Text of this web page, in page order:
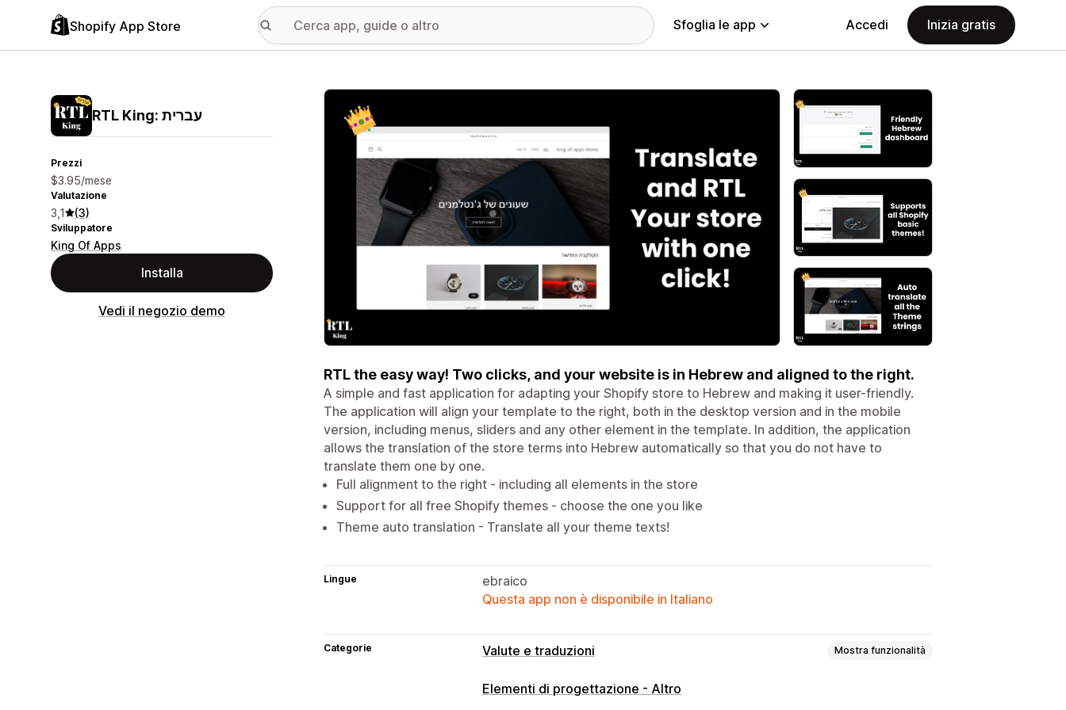
Shopify App Store Sfoglia le app Accedi Inizia gratis
RTL King: עברית
Prezzi
$3.95/mese
Valutazione
3,1 (3)
Sviluppatore
King Of Apps
Installa
Vedi il negozio demo
Galleria immagini in evidenza
RTL the easy way! Two clicks, and your website is in Hebrew and aligned to the right.
A simple and fast application for adapting your Shopify store to Hebrew and making it user-friendly.
The application will align your template to the right, both in the desktop version and in the mobile
version, including menus, sliders and any other element in the template. In addition, the application
allows the translation of the store terms into Hebrew automatically so that you do not have to
translate them one by one.
Full alignment to the right - including all elements in the store
Support for all free Shopify themes - choose the one you like
Theme auto translation - Translate all your theme texts!
Lingue
ebraico
Questa app non è disponibile in Italiano
Categorie Valute e traduzioni Mostra funzionalità
Traduzione in lingua
Elementi di progettazione - Altro